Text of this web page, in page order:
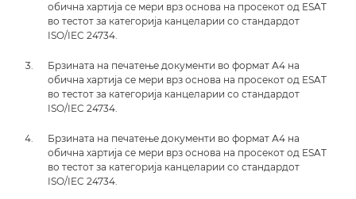
обична хартија се мери врз основа на просекот од ESAT
во тестот за категорија канцеларии со стандардот
ISO/IEC 24734.
Брзината на печатење документи во формат А4 на
обична хартија се мери врз основа на просекот од ESAT
во тестот за категорија канцеларии со стандардот
ISO/IEC 24734.
Брзината на печатење документи во формат А4 на
обична хартија се мери врз основа на просекот од ESAT
во тестот за категорија канцеларии со стандардот
ISO/IEC 24734.